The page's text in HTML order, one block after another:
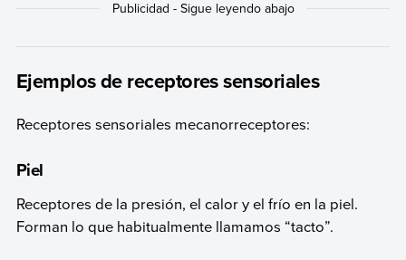
Ejemplos de receptores sensoriales
Receptores sensoriales mecanorreceptores:
Piel
Receptores de la presión, el calor y el frío en la piel.
Forman lo que habitualmente llamamos “tacto”.